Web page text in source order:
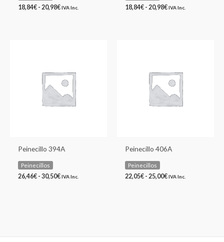
18,84€ - 20,98€ IVA Inc. 18,84€ - 20,98€ IVA Inc.
Peinecillo 394A
Peinecillos
26,46€ - 30,50€
26,46€
hasta
30,50€
IVA Inc.
Peinecillo 406A
Peinecillos
22,05€ - 25,00€
22,05€
hasta
25,00€
IVA Inc.